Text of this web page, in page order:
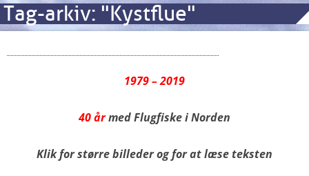
Tag-arkiv: "Kystflue"
1979 – 2019
40 årmed Flugfiske i Norden
Klik forstørre billederog for at læse teksten